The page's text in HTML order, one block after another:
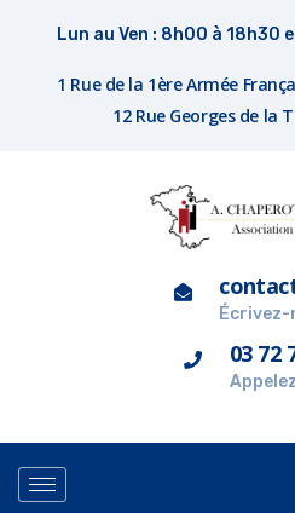
Lun au Ven : 8h00 à 18h30
1 Rue de la 1ère Armée
12 Rue Georges de la
Écrivez-
03 72